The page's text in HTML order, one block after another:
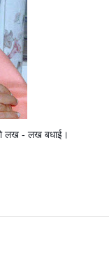
लख - लख बधाई।